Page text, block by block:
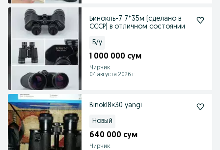
Бинокль-7 7*35м (сделано в
СССР) в отличном состоянии
Б/у
1 000 000 сум
Чирчик
04 августа 2026 г.
Binokl8×30 yangi
Новый
640 000 сум
Чирчик